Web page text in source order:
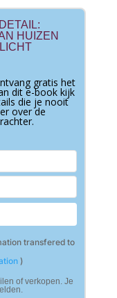
HUIZEN
gratis het
dit e-book kijk
die je nooit
over de
transfered to
)
of verkopen. Je